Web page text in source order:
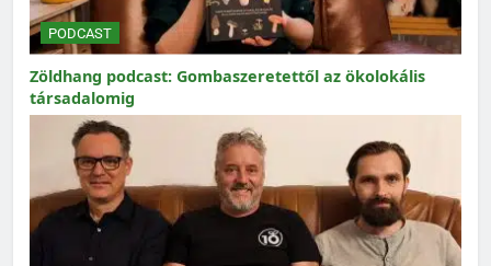
PODCAST
Zöldhang podcast: Gombaszeretettől az ökolokális
társadalomig